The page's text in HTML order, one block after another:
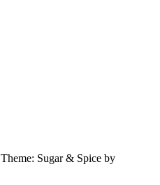
Theme: Sugar & Spice by